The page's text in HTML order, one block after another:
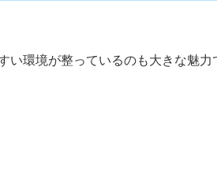
環境が整っているのも大きな魅力